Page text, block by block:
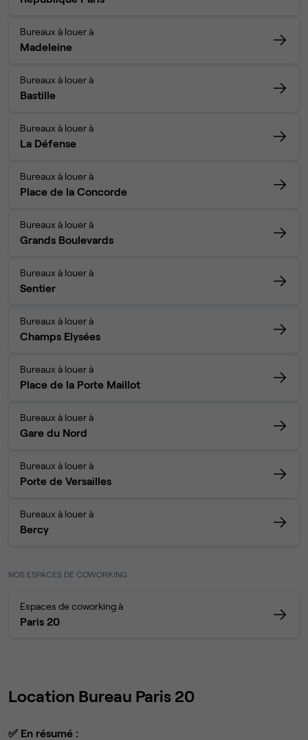
Bureaux à louer à
Madeleine
Bureaux à louer à
Bastille
Bureaux à louer à
La Défense
Bureaux à louer à
Place de la Concorde
Bureaux à louer à
Grands Boulevards
Bureaux à louer à
Sentier
Bureaux à louer à
Champs Elysées
Bureaux à louer à
Place de la Porte Maillot
Bureaux à louer à
Gare du Nord
Bureaux à louer à
Porte de Versailles
Bureaux à louer à
Bercy
NOS ESPACES DE COWORKING
Espaces de coworking à
Paris 20
Location Bureau Paris 20
✅ En résumé :